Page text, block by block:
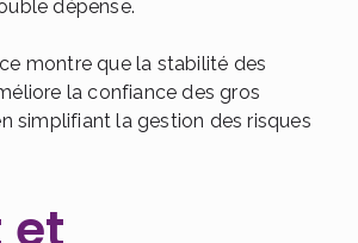
dépense.
montre que la stabilité des
la confiance des gros
simplifiant la gestion des risques